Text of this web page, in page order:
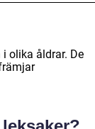
olika åldrar. De